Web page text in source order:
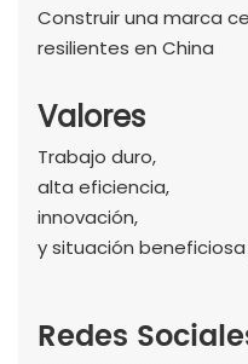
Construir una marca
resilientes en China
Valores
Trabajo duro,
alta eficiencia,
innovación,
y situación
Redes